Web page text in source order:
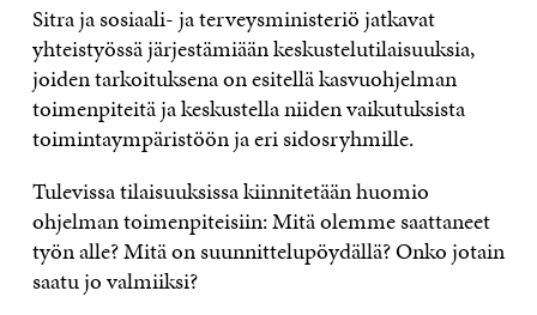
Sitra ja sosiaali- ja terveysministeriö jatkavat
yhteistyössä järjestämiään keskustelutilaisuuksia,
joiden tarkoituksena on esitellä kasvuohjelman
toimenpiteitä ja keskustella niiden vaikutuksista
toimintaympäristöön ja eri sidosryhmille.
Tulevissa tilaisuuksissa kiinnitetään huomio
ohjelman toimenpiteisiin: Mitä olemme saattaneet
työn alle? Mitä on suunnittelupöydällä? Onko jotain
saatu jo valmiiksi?